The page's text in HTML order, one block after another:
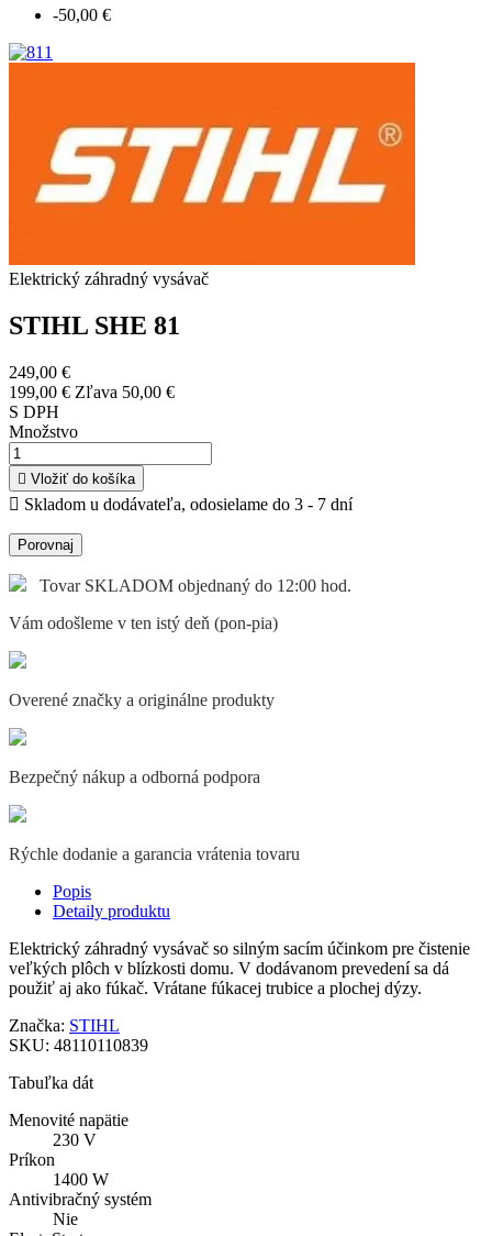
-50,00 €
Elektrický záhradný vysávač
STIHL SHE 81
249,00 €
199,00 € Zľava 50,00 €
S DPH
Množstvo
 Vložiť do košíka
 Skladom u dodávateľa, odosielame do 3 - 7 dní
Porovnaj
Tovar SKLADOM objednaný do 12:00 hod.
Vám odošleme v ten istý deň (pon-pia)
Overené značky a originálne produkty
Bezpečný nákup a odborná podpora
Rýchle dodanie a garancia vrátenia tovaru
Popis
Detaily produktu
Elektrický záhradný vysávač so silným sacím účinkom pre čistenie
veľkých plôch v blízkosti domu. V dodávanom prevedení sa dá
použiť aj ako fúkač. Vrátane fúkacej trubice a plochej dýzy.
Značka: STIHL
SKU: 48110110839
Tabuľka dát
Menovité napätie
230 V
Príkon
1400 W
Antivibračný systém
Nie